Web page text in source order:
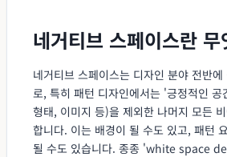
네거티브 스페이스란 무
네거티브 스페이스는 디자인 분야 전반
로, 특히 패턴 디자인에서는 '긍정적인
형태, 이미지 등)을 제외한 나머지 모든
합니다. 이는 배경이 될 수도 있고, 패턴
될 수도 있습니다. 종종 'white space